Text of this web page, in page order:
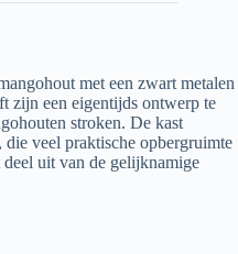
met een zwart metalen
zijn een eigentijds ontwerp te
stroken. De kast
veel praktische opbergruimte
uit van de gelijknamige